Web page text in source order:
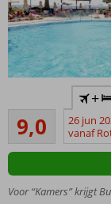
strand,
centrum én
haven van
op
loopafstand
9,0
Uitstekend
5
beoordelingen
+
26 jun
vanaf
Voor “Kamers” krijgt